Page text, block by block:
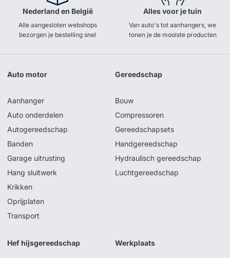
Nederland en België
Alle aangesloten webshops
bezorgen je bestelling snel
Alles voor je tuin
Van auto's tot aanhangers, we
tonen je de mooiste producten
Auto motor
Aanhanger
Auto onderdelen
Autogereedschap
Banden
Garage uitrusting
Hang sluitwerk
Krikken
Oprijplaten
Transport
Gereedschap
Bouw
Compressoren
Gereedschapsets
Handgereedschap
Hydraulisch gereedschap
Luchtgereedschap
Hef hijsgereedschap Werkplaats